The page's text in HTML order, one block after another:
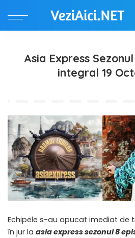
Asia Express
integral 19
Echipele s-au apucat imediat de
în jur la asia express sezonul 8